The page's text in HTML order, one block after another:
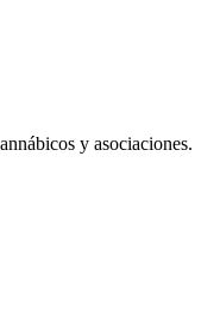
y asociaciones.